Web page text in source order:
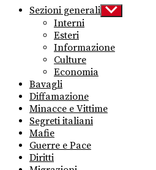
Sezioni generali Show
sub
Interni
Esteri
Informazione
Culture
Economia
Bavagli
Diffamazione
Minacce e Vittime
Segreti italiani
Mafie
Guerre e Pace
Diritti